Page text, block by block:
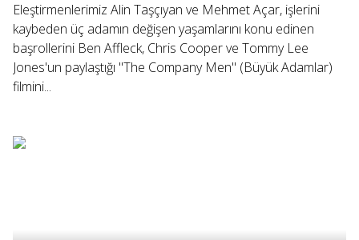
Eleştirmenlerimiz Alin Taşçıyan ve Mehmet Açar, işlerini
kaybeden üç adamın değişen yaşamlarını konu edinen
başrollerini Ben Affleck, Chris Cooper ve Tommy Lee
Jones'un paylaştığı "The Company Men" (Büyük Adamlar)
filmini...